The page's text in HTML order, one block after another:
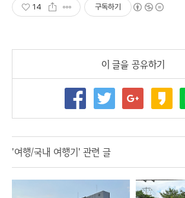
14 구독하기
이 글을 공유하기
'여행/국내 여행기' 관련 글